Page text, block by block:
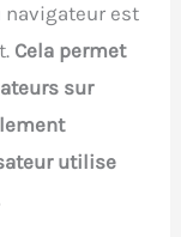
navigateur est
Cela permet
sur
utilise